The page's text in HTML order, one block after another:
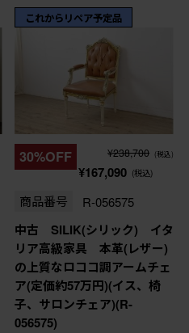
これからリペア予定品
30%OFF ¥238,700 (税込)
¥167,090 (税込)
商品番号 R-056575
中古 SILIK(シリック) イタ
リア高級家具 本革(レザー)
の上質なロココ調アームチェ
ア(定価約57万円)(イス、椅
子、サロンチェア)(R-
056575)